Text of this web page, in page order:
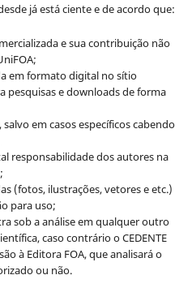
já está ciente e de acordo que:
e sua contribuição não
em formato digital no sítio
pesquisas e downloads de forma
em casos específicos cabendo
responsabilidade dos autores na
(fotos, ilustrações, vetores e etc.)
para uso;
sob a análise em qualquer outro
caso contrário o CEDENTE
à Editora FOA, que analisará o
ou não.